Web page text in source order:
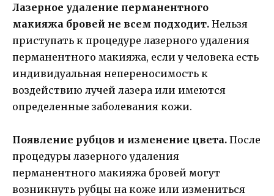
Лазерное удаление перманентного
макияжа бровей не всем подходит. Нельзя
приступать к процедуре лазерного удаления
перманентного макияжа, если у человека есть
индивидуальная непереносимость к
воздействию лучей лазера или имеются
определенные заболевания кожи.
Появление рубцов и изменение цвета. После
процедуры лазерного удаления
перманентного макияжа бровей могут
возникнуть рубцы на коже или измениться